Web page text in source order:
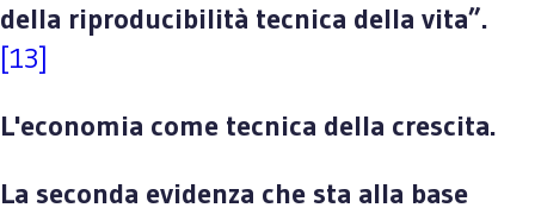
della riproducibilità tecnica della vita”.
[13]
L'economia come tecnica della crescita.
La seconda evidenza che sta alla base